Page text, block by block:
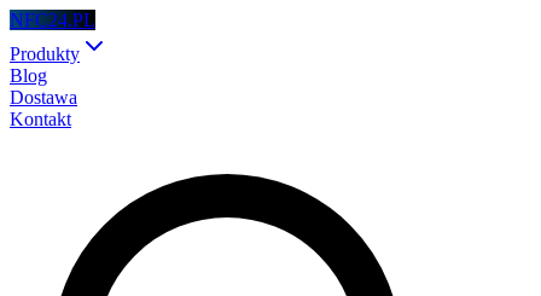
NFC24.PL
Produkty
Blog
Dostawa
Kontakt